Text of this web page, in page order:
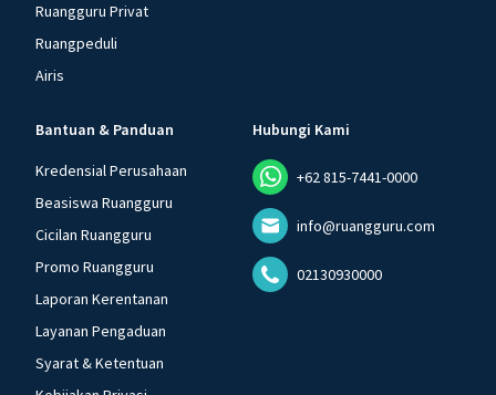
Ruangguru Privat
Ruangpeduli
Airis
Bantuan & Panduan
Kredensial Perusahaan
Beasiswa Ruangguru
Cicilan Ruangguru
Promo Ruangguru
Laporan Kerentanan
Layanan Pengaduan
Syarat & Ketentuan
Hubungi Kami
+62 815-7441-0000
info@ruangguru.com
02130930000